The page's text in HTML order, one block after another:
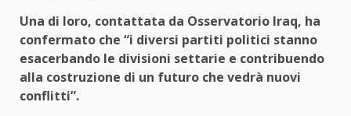
Una di loro, contattata da Osservatorio Iraq, ha
confermato che “i diversi partiti politici stanno
esacerbando le divisioni settarie e contribuendo
alla costruzione di un futuro che vedrà nuovi
conflitti”.